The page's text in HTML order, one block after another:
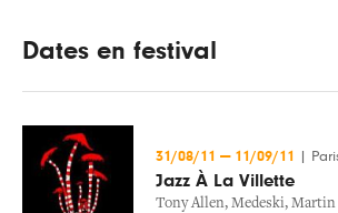
Dates en festival
31/08/11 — 11/09/11
Jazz À La Villette
Tony Allen, Medeski, Martin